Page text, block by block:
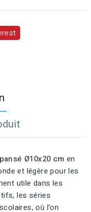
Ø10x20 cm en
et légère pour les
utile dans les
les séries
où l’on